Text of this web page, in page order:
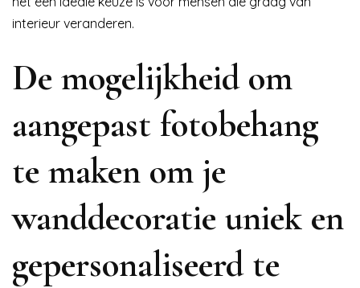
interieur veranderen.
De mogelijkheid om
aangepast fotobehang
te maken om je
wanddecoratie uniek en
gepersonaliseerd te